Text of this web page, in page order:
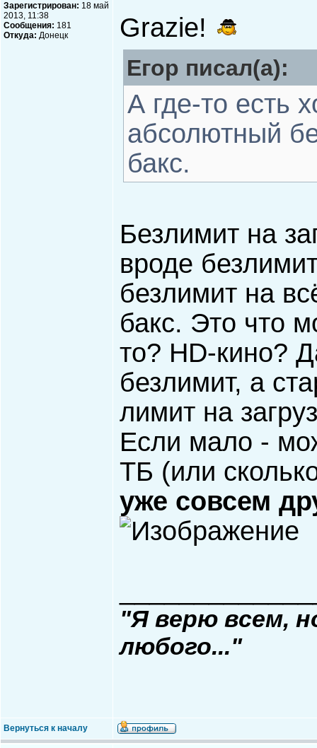
Зарегистрирован: 18 май
2013, 11:38
Сообщения: 181
Откуда: Донецк Grazie!
Егор писал(а):
А где-то есть
абсолютный
бакс.
Безлимит на
вроде
безлимит на
бакс. Это что
то? HD-кино?
безлимит, а
лимит на
Если мало -
ТБ (или
уже совсем
"Я верю всем,
любого..."
Вернуться к началу